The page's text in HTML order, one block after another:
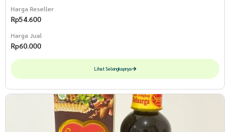
Harga Reseller
Rp54.600
Harga Jual
Rp60.000
Lihat Selengkapnya